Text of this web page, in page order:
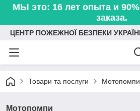
МЫ это: 16 лет опыта и 90%
заказа.
ЦЕНТР ПОЖЕЖНОЇ БЕЗПЕКИ
Товари та послуги Мотопомпи
Мотопомпи